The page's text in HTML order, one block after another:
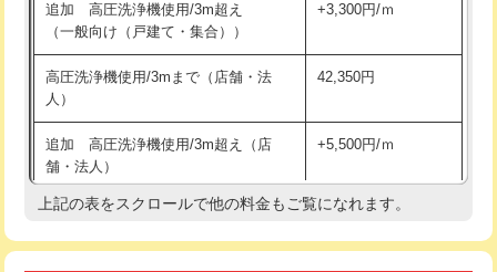
給水管工事※（保温材使用（バンド止
め込み）)
5,500円
給水管工事※（土の掘削・埋め戻し作
業)
11,000円
給水管工事※（塩ビ管（VP・HI）使
用/3ｍまで)
33,000円
給水管工事※（塩ビ管（VP・HI）使
+8,800円
追加 高圧洗浄機使用/3m超え
（一般向け（戸建て・集合））
+3,300円/ｍ
高圧洗浄機使用/3mまで（店舗・法
人）
42,350円
追加 高圧洗浄機使用/3m超え（店
舗・法人）
+5,500円/ｍ
高度高圧洗浄換 現地調査
上記の表をスクロールで他の料金もご覧になれます。